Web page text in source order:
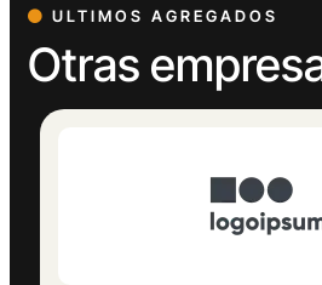
ULTIMOS AGREGADOS
Otras